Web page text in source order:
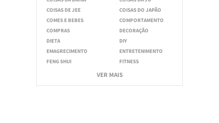
COISAS DE JEE
COISAS DO JAPÃO
COMES E BEBES
COMPORTAMENTO
COMPRAS
DECORAÇÃO
DIETA
DIY
EMAGRECIMENTO
ENTRETENIMENTO
FENG SHUI
FITNESS
VER MAIS